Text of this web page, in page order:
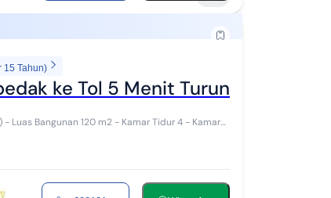
15 Tahun)
ke Tol 5 Menit Turun Harga Bu